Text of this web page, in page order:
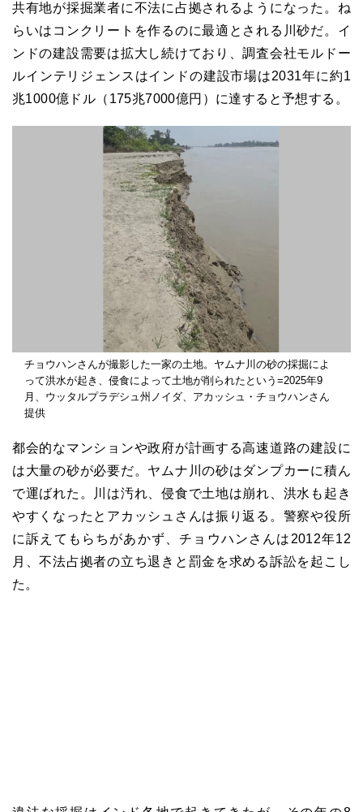
共有地が採掘業者に不法に占拠されるようになった。ね
らいはコンクリートを作るのに最適とされる川砂だ。イ
ンドの建設需要は拡大し続けており、調査会社モルドー
ルインテリジェンスはインドの建設市場は2031年に約1
兆1000億ドル（ 175兆7000億円）に達すると予想する。
チョウハンさんが撮影した一家の土地。ヤムナ川の砂の採掘によ
って洪水が起き、侵食によって土地が削られたという=2025年9
月、ウッタルプラデシュ州ノイダ、アカッシュ・チョウハンさん
提供
都会的なマンションや政府が計画する高速道路の建設に
は大量の砂が必要だ。ヤムナ川の砂はダンプカーに積ん
で運ばれた。川は汚れ、侵食で土地は崩れ、洪水も起き
やすくなったとアカッシュさんは振り返る。警察や役所
に訴えてもらちがあかず、チョウハンさんは 2012年12
月、不法占拠者の立ち退きと罰金を求める訴訟を起こし
た。